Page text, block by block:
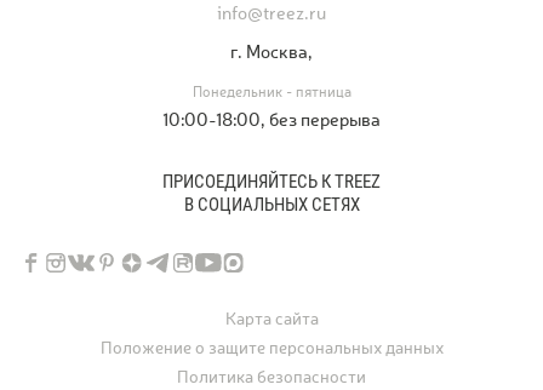
info@treez.ru
г. Москва,
Понедельник - пятница
10:00-18:00, без перерыва
ПРИСОЕДИНЯЙТЕСЬ К TREEZ
В СОЦИАЛЬНЫХ СЕТЯХ
Карта сайта
Положение о защите персональных данных
Политика безопасности